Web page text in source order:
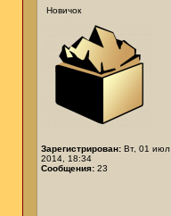
Новичок
Зарегистрирован: Вт, 01 июл
2014, 18:34
Сообщения: 23